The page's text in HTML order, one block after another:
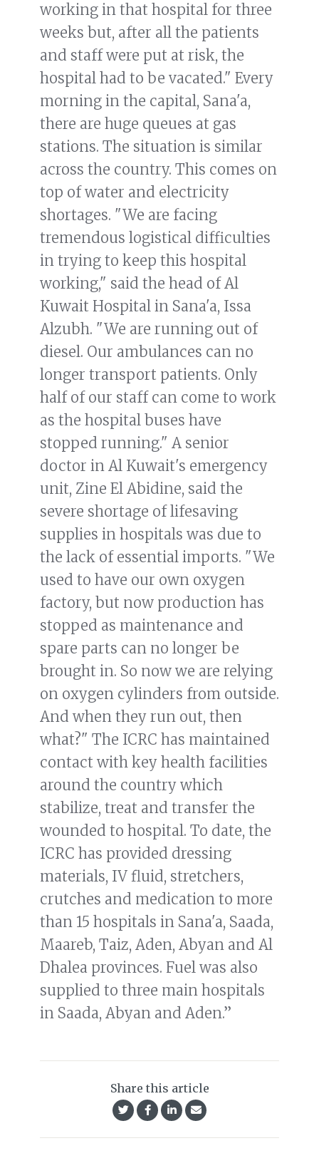
working in that hospital for three
weeks but, after all the patients
and staff were put at risk, the
hospital had to be vacated." Every
morning in the capital, Sana'a,
there are huge queues at gas
stations. The situation is similar
across the country. This comes on
top of water and electricity
shortages. "We are facing
tremendous logistical difficulties
in trying to keep this hospital
working," said the head of Al
Kuwait Hospital in Sana'a, Issa
Alzubh. "We are running out of
diesel. Our ambulances can no
longer transport patients. Only
half of our staff can come to work
as the hospital buses have
stopped running." A senior
doctor in Al Kuwait's emergency
unit, Zine El Abidine, said the
severe shortage of lifesaving
supplies in hospitals was due to
the lack of essential imports. "We
used to have our own oxygen
factory, but now production has
stopped as maintenance and
spare parts can no longer be
brought in. So now we are relying
on oxygen cylinders from outside.
And when they run out, then
what?" The ICRC has maintained
contact with key health facilities
around the country which
stabilize, treat and transfer the
wounded to hospital. To date, the
ICRC has provided dressing
materials, IV fluid, stretchers,
crutches and medication to more
than 15 hospitals in Sana'a, Saada,
Maareb, Taiz, Aden, Abyan and Al
Dhalea provinces. Fuel was also
supplied to three main hospitals
in Saada, Abyan and Aden.”
Share this article